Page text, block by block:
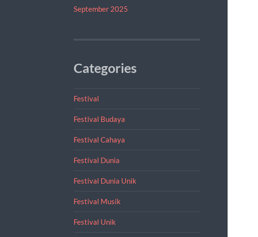
September 2025
Categories
Festival
Festival Budaya
Festival Cahaya
Festival Dunia
Festival Dunia Unik
Festival Musik
Festival Unik